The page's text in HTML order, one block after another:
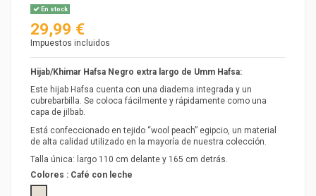
En stock
29,99 €
Impuestos incluidos
Hijab/Khimar Hafsa Negro extra largo de Umm Hafsa:
Este hijab Hafsa cuenta con una diadema integrada y un
cubrebarbilla. Se coloca fácilmente y rápidamente como una
capa de jilbab.
Está confeccionado en tejido “wool peach” egipcio, un material
de alta calidad utilizado en la mayoría de nuestra colección.
Talla única: largo 110 cm delante y 165 cm detrás.
Colores : Café con leche